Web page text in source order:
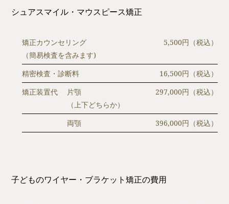
シュアスマイル・マウスピース矯正
矯正カウンセリング
（簡易検査を含みます)
5,500円（税込）
精密検査・診断料
16,500円（税込）
矯正装置代
片顎
（上下どちらか）
297,000円（税込）
両顎 396,000円（税込）
子どものワイヤー・ブラケット矯正の費用